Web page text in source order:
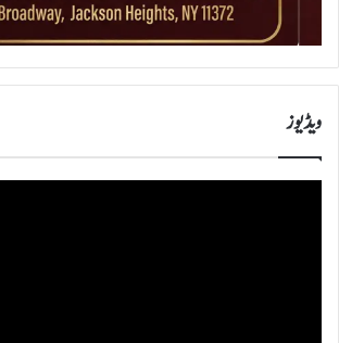
ویڈیوز